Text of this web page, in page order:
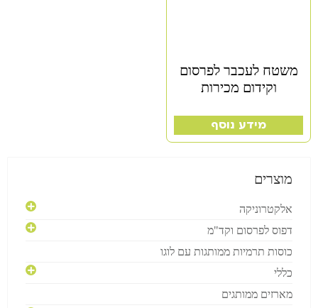
מוצרים
אלקטרוניקה
דפוס לפרסום וקד"מ
כוסות תרמיות ממותגות עם לוגו
כללי
מארזים ממותגים
משטח לעכבר לפרסום
וקידום מכירות
מידע נוסף